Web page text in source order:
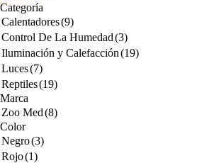
Categoría
Calentadores(9)
Control De La Humedad(3)
Iluminación y Calefacción(19)
Luces(7)
Reptiles(19)
Marca
Zoo Med(8)
Color
Negro(3)
Rojo(1)